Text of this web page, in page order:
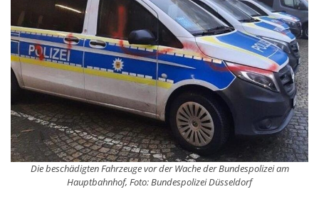
Die beschädigten Fahrzeuge vor der Wache der Bundespolizei am
Hauptbahnhof, Foto: Bundespolizei Düsseldorf